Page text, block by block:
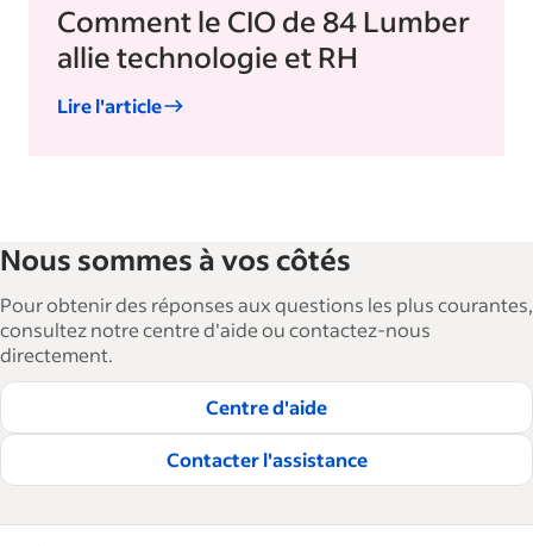
Comment le CIO de 84 Lumber
allie technologie et RH
Lire l'article
Nous sommes à vos côtés
Pour obtenir des réponses aux questions les plus courantes,
consultez notre centre d'aide ou contactez-nous
directement.
Centre d'aide
Contacter l'assistance